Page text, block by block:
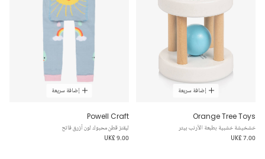
إضافة سريعة
Orange Tree Toys
خشخيشة خشبية بطبعة الأرنب بيتر
UK£ 7.00
إضافة سريعة
Powell Craft
ليقنز قطن محبوك لون أزرق فاتح
UK£ 9.00